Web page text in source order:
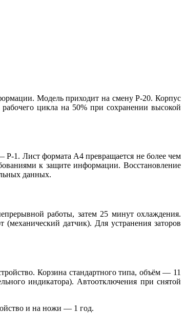
Модель приходит на смену P-20. Корпус
цикла на 50% при сохранении высокой
1. Лист формата А4 превращается не более чем
к защите информации. Восстановление
данных.
работы, затем 25 минут охлаждения.
датчик). Для устранения заторов
Корзина стандартного типа, объём — 11
индикатора). Автоотключения при снятой
и на ножи — 1 год.